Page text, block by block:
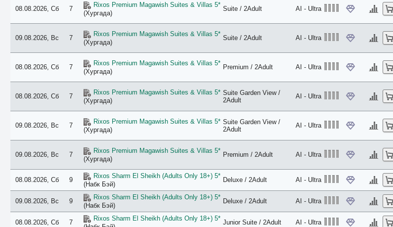
08.08.2026, Сб 7
Rixos Premium Magawish Suites & Villas 5*
(Хургада)
Suite / 2Adult AI - Ultra
09.08.2026, Вс 7
Rixos Premium Magawish Suites & Villas 5*
(Хургада)
Suite / 2Adult AI - Ultra
08.08.2026, Сб 7
Rixos Premium Magawish Suites & Villas 5*
(Хургада)
Premium / 2Adult AI - Ultra
08.08.2026, Сб 7
Rixos Premium Magawish Suites & Villas 5*
(Хургада)
Suite Garden View /
2Adult
AI - Ultra
09.08.2026, Вс 7
Rixos Premium Magawish Suites & Villas 5*
(Хургада)
Suite Garden View /
2Adult
AI - Ultra
09.08.2026, Вс 7
Rixos Premium Magawish Suites & Villas 5*
(Хургада)
Premium / 2Adult AI - Ultra
08.08.2026, Сб 9
Rixos Sharm El Sheikh (Adults Only 18+) 5*
(Набк Бэй)
Deluxe / 2Adult AI - Ultra
09.08.2026, Вс 9
Rixos Sharm El Sheikh (Adults Only 18+) 5*
(Набк Бэй)
Deluxe / 2Adult AI - Ultra
08.08.2026, Сб 7
Rixos Sharm El Sheikh (Adults Only 18+) 5*
Junior Suite / 2Adult AI - Ultra